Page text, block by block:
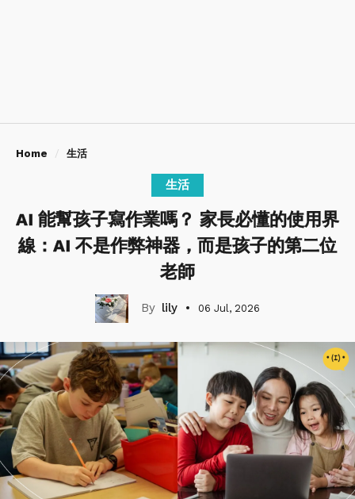
Home 生活
生活
AI 能幫孩子寫作業嗎？ 家長必懂的使用界
線：AI 不是作弊神器，而是孩子的第二位
老師
lily 06 Jul, 2026